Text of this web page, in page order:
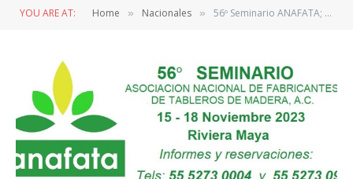
YOU ARE AT: Home » Nacionales » 56º Seminario ANAFATA; el encuentro con una tradición